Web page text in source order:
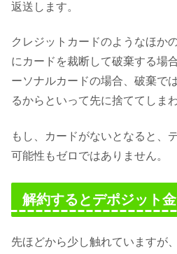
返送します。
クレジットカードのようなほか
にカードを裁断して破棄する場
ーソナルカードの場合、破棄で
るからといって先に捨ててしま
もし、カードがないとなると、
可能性もゼロではありません。
解約するとデポジット
先ほどから少し触れていますが